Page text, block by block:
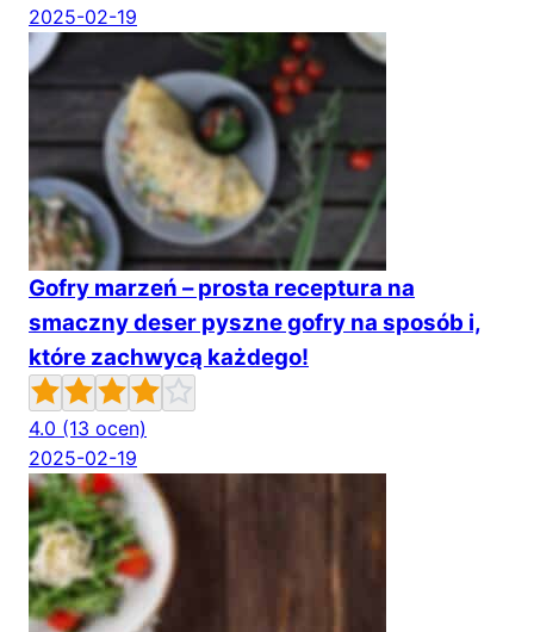
2025-02-19
Gofry marzeń – prosta receptura na
smaczny deser pyszne gofry na sposób i,
które zachwycą każdego!
4.0 (13 ocen)
2025-02-19